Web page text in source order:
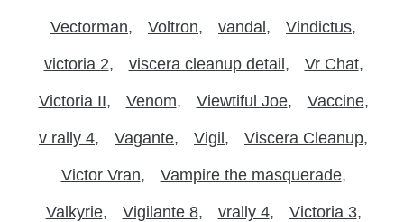
Vectorman Voltron vandal Vindictus
victoria 2 viscera cleanup detail Vr Chat
Victoria II Venom Viewtiful Joe Vaccine
v rally 4 Vagante Vigil Viscera Cleanup
Victor Vran Vampire the masquerade
Valkyrie Vigilante 8 vrally 4 Victoria 3